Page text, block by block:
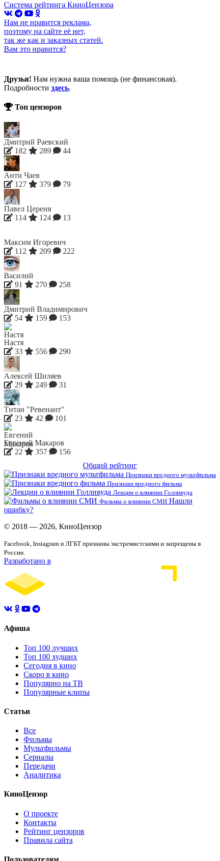
Система рейтинга КиноЦензора
Нам не нравится реклама,
поэтому на сайте её нет,
так же как и заказных статей.
Вам это нравится?
Друзья! Нам нужна ваша помощь (не финансовая).
Подробности здесь.
Топ цензоров
Дмитрий Раевский
182
289 44
Анти Чаев
127
379 79
Павел Цереня
114
124 13
Максим Игоревич
112
209 222
Василий
91
270 258
Дмитрий Владимирович
54
159 153
Настя
33
556 290
Алексей Шиляев
29
249 31
Титан "Ревенант"
23
42 101
Евгений Макаров
22
357
156
Общий рейтинг
Признаки вредного мультфильма
Признаки вредного фильма
Лекции о влиянии Голливуда
Фильмы о влиянии СМИ Нашли
ошибку?
© 2018 — 2026, КиноЦензор
Facebook, Instagram и ЛГБТ признаны экстремистскими и запрещены в
России.
Разработано в
Афиша
Топ 100 лучших
Топ 100 худших
Сегодня в кино
Скоро в кино
Популярно на ТВ
Популярные клипы
Статьи
Все
Фильмы
Мультфильмы
Сериалы
Передачи
Аналитика
КиноЦензор
О проекте
Контакты
Рейтинг цензоров
Правила сайта
Пользователям